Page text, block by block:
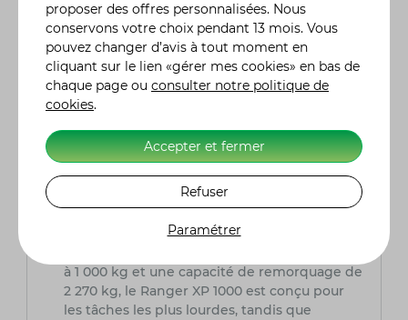
Quelle est la différence entre le Polaris
Ranger XP 1000 et les autres modèles de la
gamme Ranger ?
Le Polaris Ranger XP 1000 se distingue des
autres modèles de la gamme Ranger par
Puissance du moteur : le Ranger XP 1000 est
équipé d'un moteur de 999cm³ qui offre une
puissance et un couple plus élevés comparés
à d'autres modèles Ranger qui peuvent avoir
Capacité de charge utile et de remorquage :
à 1 000 kg et une capacité de remorquage de
2 270 kg, le Ranger XP 1000 est conçu pour
les tâches les plus lourdes, tandis que
proposer des offres personnalisées. Nous
conservons votre choix pendant 13 mois. Vous
pouvez changer d’avis à tout moment en
cliquant sur le lien «gérer mes cookies» en bas de
chaque page ou consulter notre politique de
cookies.
Accepter et fermer
Refuser
Paramétrer